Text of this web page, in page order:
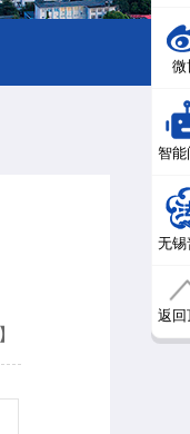
】
微
智能
无锡
返回